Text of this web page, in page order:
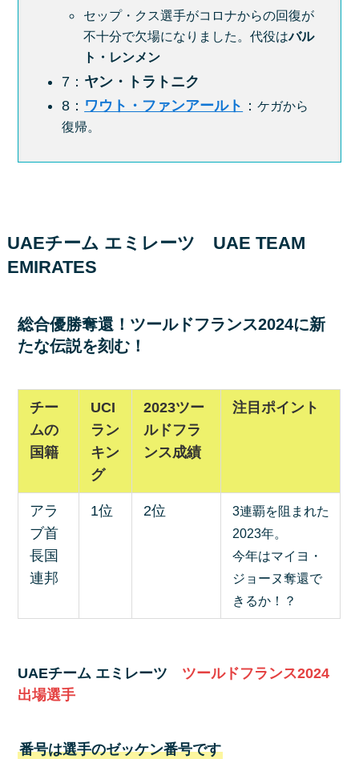
セップ・クス選手がコロナからの回復が
不十分で欠場になりました。代役はバル
ト・レンメン
7： ヤン・トラトニク
8： ワウト・ファンアールト ：ケガから
復帰。
UAEチーム エミレーツ UAE TEAM
EMIRATES
総合優勝奪還！ツールドフランス2024に新
たな伝説を刻む！
チー
ムの
国籍
UCI
ラン
キン
グ
2023ツー
ルドフラ
ンス成績
注目ポイント
アラ
ブ首
長国
連邦
1位 2位
3連覇を阻まれた
2023年。
今年はマイヨ・
ジョーヌ奪還で
きるか！？
UAEチーム エミレーツ ツールドフランス2024
出場選手
番号は選手のゼッケン番号です